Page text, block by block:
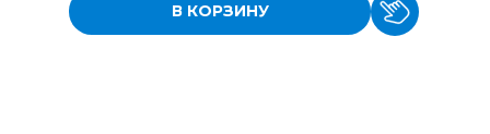
В КОРЗИНУ